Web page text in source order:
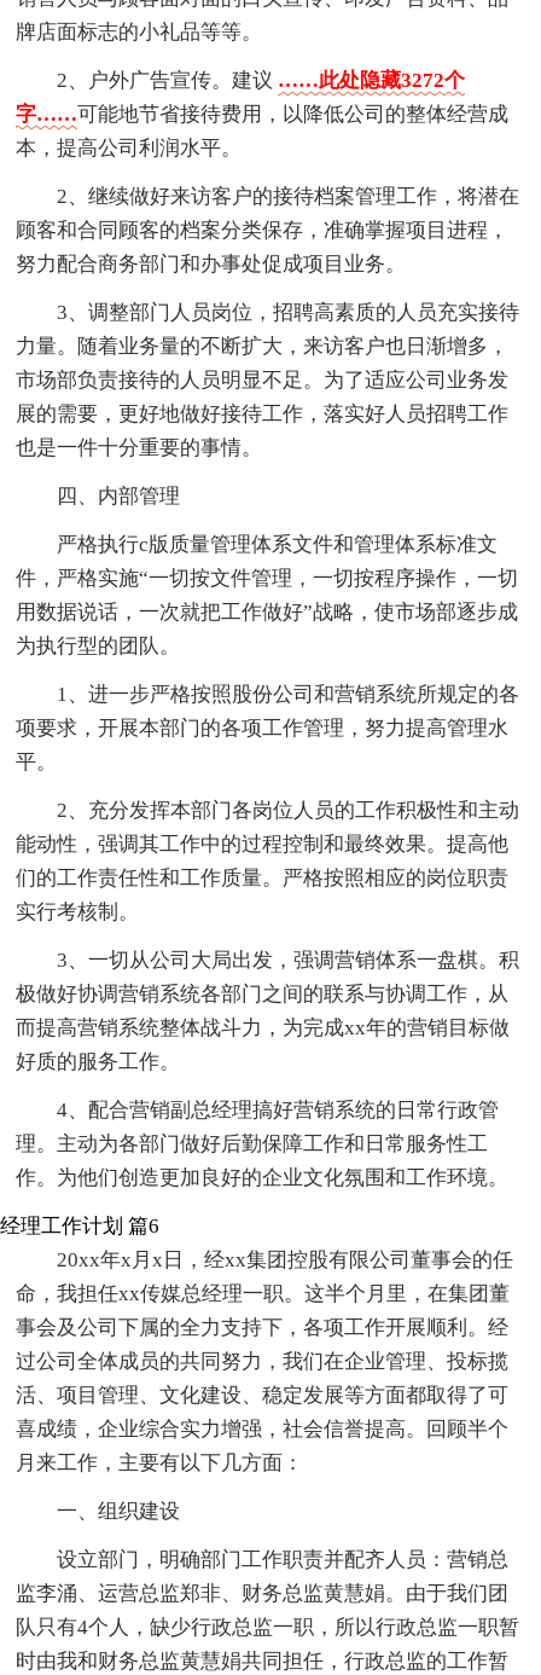
牌店面标志的小礼品等等。
2、户外广告宣传。建议 ……此处隐藏3272个
字……可能地节省接待费用，以降低公司的整体经营成
本，提高公司利润水平。
2、继续做好来访客户的接待档案管理工作，将潜在
顾客和合同顾客的档案分类保存，准确掌握项目进程，
努力配合商务部门和办事处促成项目业务。
3、调整部门人员岗位，招聘高素质的人员充实接待
力量。随着业务量的不断扩大，来访客户也日渐增多，
市场部负责接待的人员明显不足。为了适应公司业务发
展的需要，更好地做好接待工作，落实好人员招聘工作
也是一件十分重要的事情。
四、内部管理
严格执行c版质量管理体系文件和管理体系标准文
件，严格实施“一切按文件管理，一切按程序操作，一切
用数据说话，一次就把工作做好”战略，使市场部逐步成
为执行型的团队。
1、进一步严格按照股份公司和营销系统所规定的各
项要求，开展本部门的各项工作管理，努力提高管理水
平。
2、充分发挥本部门各岗位人员的工作积极性和主动
能动性，强调其工作中的过程控制和最终效果。提高他
们的工作责任性和工作质量。严格按照相应的岗位职责
实行考核制。
3、一切从公司大局出发，强调营销体系一盘棋。积
极做好协调营销系统各部门之间的联系与协调工作，从
而提高营销系统整体战斗力，为完成xx年的营销目标做
好质的服务工作。
4、配合营销副总经理搞好营销系统的日常行政管
理。主动为各部门做好后勤保障工作和日常服务性工
作。为他们创造更加良好的企业文化氛围和工作环境。
经理工作计划 篇6
20xx年x月x日，经xx集团控股有限公司董事会的任
命，我担任xx传媒总经理一职。这半个月里，在集团董
事会及公司下属的全力支持下，各项工作开展顺利。经
过公司全体成员的共同努力，我们在企业管理、投标揽
活、项目管理、文化建设、稳定发展等方面都取得了可
喜成绩，企业综合实力增强，社会信誉提高。回顾半个
月来工作，主要有以下几方面：
一、组织建设
设立部门，明确部门工作职责并配齐人员：营销总
监李涌、运营总监郑非、财务总监黄慧娟。由于我们团
队只有4个人，缺少行政总监一职，所以行政总监一职暂
时由我和财务总监黄慧娟共同担任，行政总监的工作暂